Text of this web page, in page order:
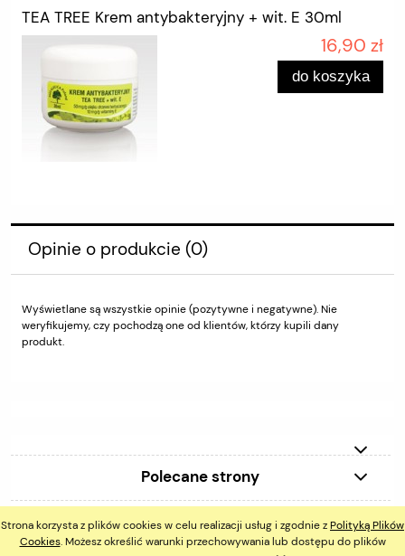
Strona korzysta z plików cookies w celu realizacji usług i zgodnie zPolityką Plików
Cookies. Możesz określić warunki przechowywania lub dostępu do plików
TEA TREE Krem antybakteryjny + wit. E 30ml
16,90 zł
do koszyka
Opinie o produkcie (0)
Wyświetlane są wszystkie opinie (pozytywne i negatywne). Nie
weryfikujemy, czy pochodzą one od klientów, którzy kupili dany
produkt.
Polecane strony
pokaż pełną wersję strony